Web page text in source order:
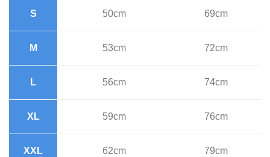
S 50cm 69cm
M 53cm 72cm
L 56cm 74cm
XL 59cm 76cm
XXL 62cm 79cm